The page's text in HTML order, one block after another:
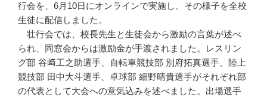
行会を、6月10日にオンラインで実施し、その様子を全校
生徒に配信しました。
壮行会では、校長先生と生徒会から激励の言葉が述べ
られ、同窓会からは激励金が手渡されました。レスリン
グ部 谷﨑工之助選手、自転車競技部 別府拓真選手、陸上
競技部 田中大斗選手、卓球部 細野晴貴選手がそれぞれ部
の代表として大会への意気込みを述べました。出場選手